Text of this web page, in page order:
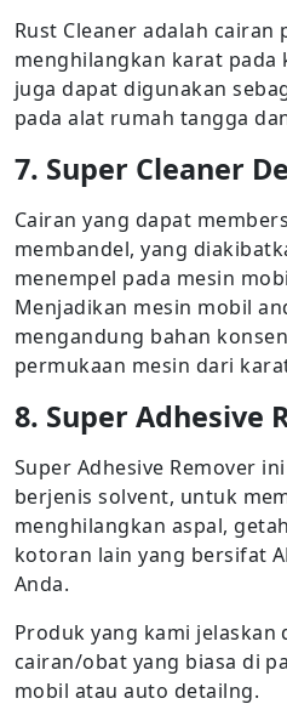
Rust Cleaner adalah
menghilangkan karat pada
juga dapat digunakan
pada alat rumah tangga
7. Super Cleaner
Cairan yang dapat
membandel, yang
menempel pada mesin
Menjadikan mesin mobil
mengandung bahan
permukaan mesin dari
8. Super Adhesive
Super Adhesive Remover
berjenis solvent, untuk
menghilangkan aspal,
kotoran lain yang bersifat
Anda.
Produk yang kami jelaskan
cairan/obat yang biasa di
mobil atau auto detailng.